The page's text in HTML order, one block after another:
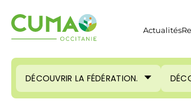
Actualités
DÉCOUVRIR LA FÉDÉRATION.